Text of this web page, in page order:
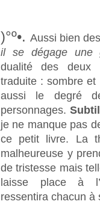
)°º•. Aussi bien
il se dégage une
dualité des deux
traduite : sombre
aussi le degré
personnages.
je ne manque pas
ce petit livre. La
malheureuse y
de tristesse mais
laisse place à
ressentira chacun à